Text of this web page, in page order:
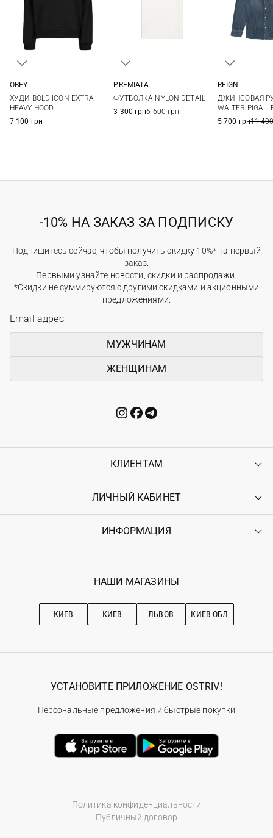
XXL
OBEY
ХУДИ BOLD ICON EXTRA
HEAVY HOOD
7 100 грн
PREMIATA
ФУТБОЛКА NYLON DETAIL
3 300 грн6 600 грн
REIGN
ДЖИНСОВАЯ
WALTER
5 700 грн11
-10% НА ЗАКАЗ ЗА ПОДПИСКУ
Подпишитесь сейчас, чтобы получить скидку 10%* на первый
заказ.
Первыми узнайте новости, скидки и распродажи.
*Скидки не суммируются с другими скидками и акционными
предложениями.
МУЖЧИНАМ
ЖЕНЩИНАМ
КЛИЕНТАМ
Контакты
Возврат
Гарантия
ЛИЧНЫЙ КАБИНЕТ
Войти
Ostriv Club+
ИНФОРМАЦИЯ
Наши магазини
Рекомендации по уходу
НАШИ МАГАЗИНЫ
КИЕВ КИЕВ ЛЬВОВ КИЕВ ОБЛ
Политика конфиденциальности
Публичный договор
УСТАНОВИТЕ ПРИЛОЖЕНИЕ OSTRIV!
Персональные предложения и быстрые покупки